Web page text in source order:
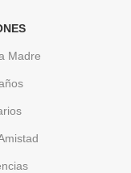
Madre